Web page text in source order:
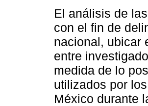
El análisis de
con el fin de
nacional, ubicar
entre
medida de lo
utilizados por
México durante